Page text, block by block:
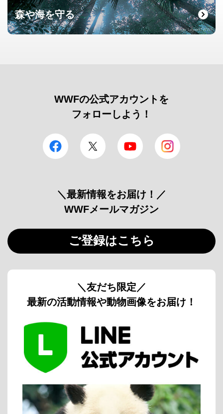
森や海を守る
© Roger Leguen / WWF
WWFの公式アカウントを
フォローしよう！
facebook Twitter YouTube
＼最新情報をお届け！／
WWFメールマガジン
ご登録はこちら
＼友だち限定／
最新の活動情報や動物画像をお届け！